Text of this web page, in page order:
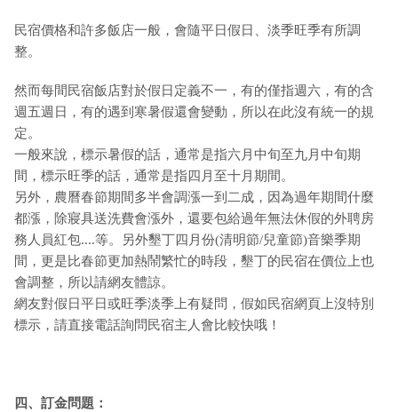
民宿價格和許多飯店一般，會隨平日假日、淡季旺季有所調
整。
然而每間民宿飯店對於假日定義不一，有的僅指週六，有的含
週五週日，有的遇到寒暑假還會變動，所以在此沒有統一的規
定。
一般來說，標示暑假的話，通常是指六月中旬至九月中旬期
間，標示旺季的話，通常是指四月至十月期間。
另外，農曆春節期間多半會調漲一到二成，因為過年期間什麼
都漲，除寢具送洗費會漲外，還要包給過年無法休假的外聘房
務人員紅包....等。另外墾丁四月份(清明節/兒童節)音樂季期
間，更是比春節更加熱鬧繁忙的時段，墾丁的民宿在價位上也
會調整，所以請網友體諒。
網友對假日平日或旺季淡季上有疑問，假如民宿網頁上沒特別
標示，請直接電話詢問民宿主人會比較快哦！
四、訂金問題：